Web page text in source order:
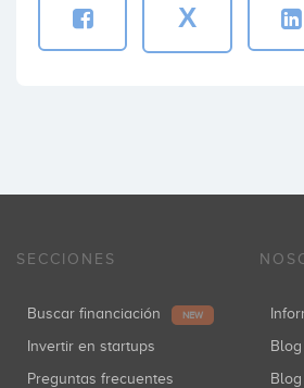
X
SECCIONES
Buscar financiación NEW
Invertir en startups
Preguntas frecuentes